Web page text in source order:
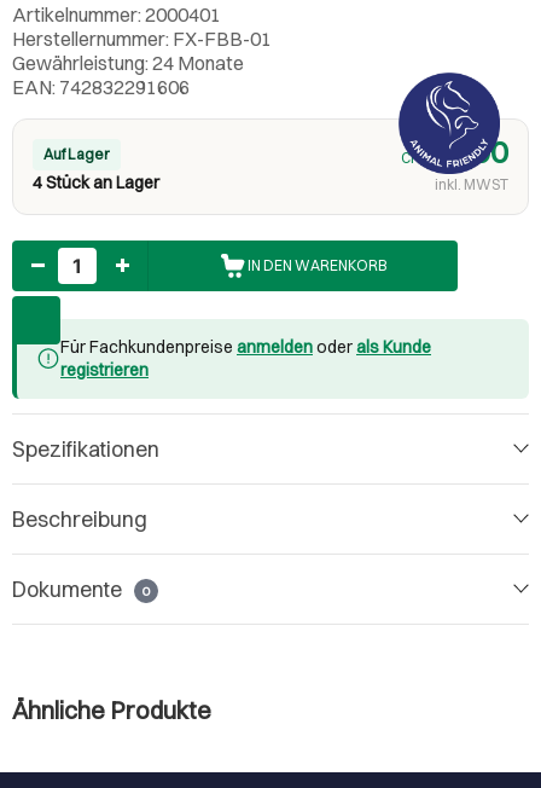
Artikelnummer: 2000401
Herstellernummer: FX-FBB-01
Gewährleistung: 24 Monate
EAN: 742832291606
Auf Lager
4 Stück an Lager
CHF38.90
inkl. MWST
Anzahl
IN DEN WARENKORB
Für Fachkundenpreise anmeldenoderals Kunde
registrieren
Spezifikationen
Beschreibung
Dokumente 0
Ähnliche Produkte